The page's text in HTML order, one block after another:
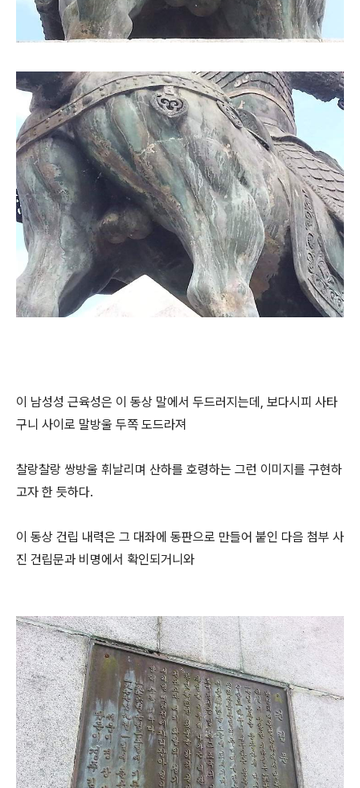
이 남성성 근육성은 이 동상 말에서 두드러지는데, 보다시피 사타
구니 사이로 말방울 두쪽 도드라져
찰랑찰랑 쌍방울 휘날리며 산하를 호령하는 그런 이미지를 구현하
고자 한 듯하다.
이 동상 건립 내력은 그 대좌에 동판으로 만들어 붙인 다음 첨부 사
진 건립문과 비명에서 확인되거니와